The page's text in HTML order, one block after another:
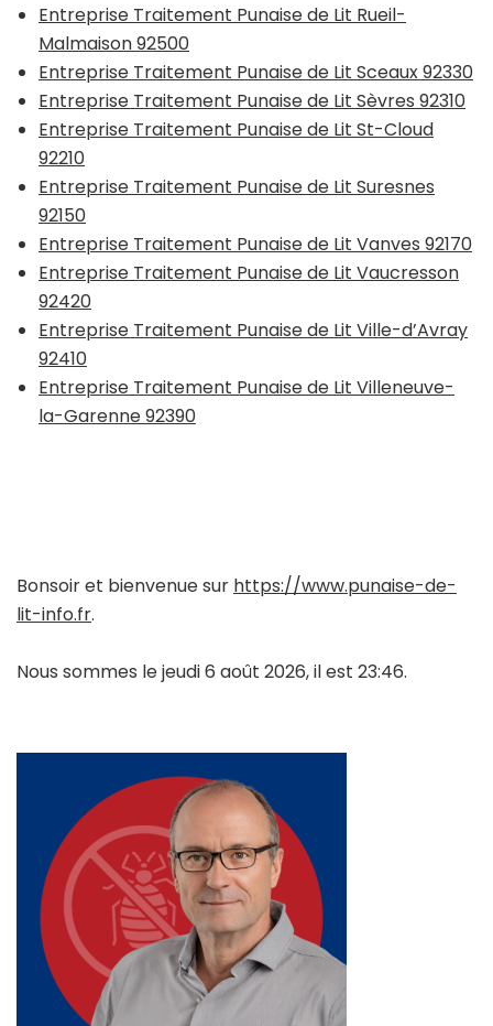
Entreprise Traitement Punaise de Lit Rueil-
Malmaison 92500
Entreprise Traitement Punaise de Lit Sceaux 92330
Entreprise Traitement Punaise de Lit Sèvres 92310
Entreprise Traitement Punaise de Lit St-Cloud
92210
Entreprise Traitement Punaise de Lit Suresnes
92150
Entreprise Traitement Punaise de Lit Vanves 92170
Entreprise Traitement Punaise de Lit Vaucresson
92420
Entreprise Traitement Punaise de Lit Ville-d’Avray
92410
Entreprise Traitement Punaise de Lit Villeneuve-
la-Garenne 92390
Bonsoir et bienvenue sur https://www.punaise-de-
lit-info.fr.
Nous sommes le jeudi 6 août 2026, il est 23:46.